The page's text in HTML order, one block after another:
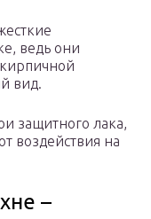
ведь они
вид.
защитного лака,
воздействия на
–